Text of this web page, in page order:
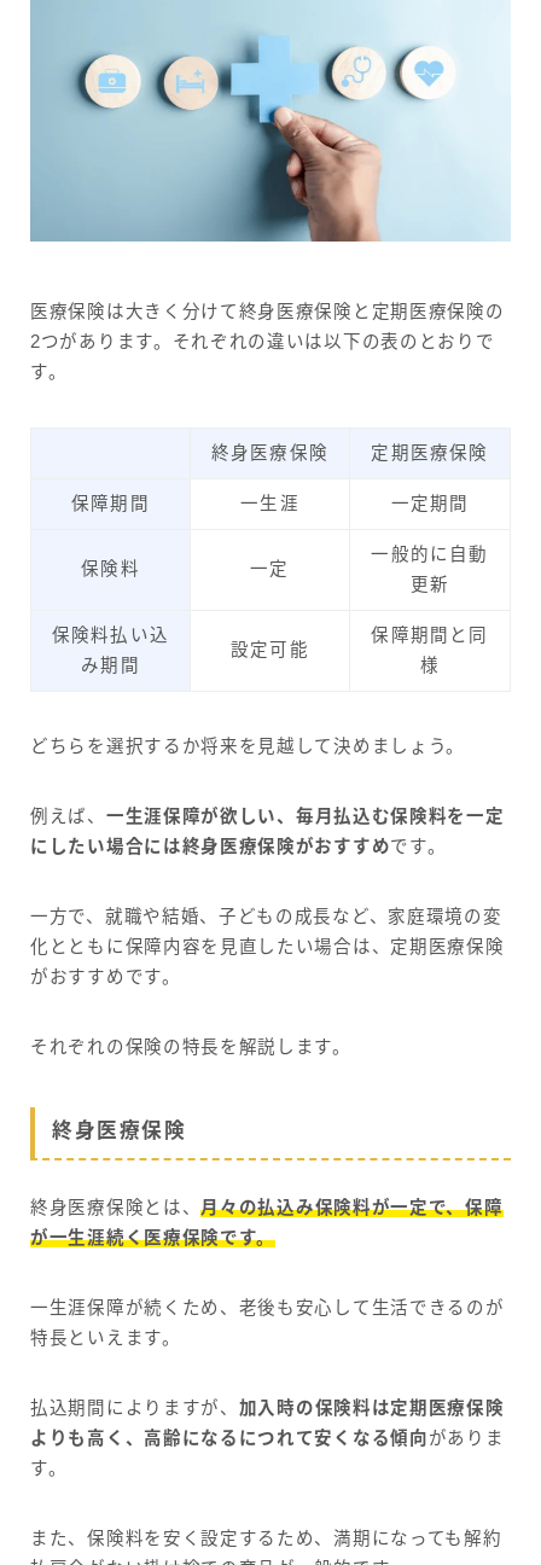
医療保険は大きく分けて終身医療保険と定期医療保険の
2つがあります。それぞれの違いは以下の表のとおりで
す。
終身医療保険 定期医療保険
保障期間 一生涯 一定期間
保険料 一定
一般的に自動
更新
保険料払い込
み期間
設定可能
保障期間と同
様
どちらを選択するか将来を見越して決めましょう。
例えば、 一生涯保障が欲しい、毎月払込む保険料を一定
にしたい場合には終身医療保険がおすすめです。
一方で、就職や結婚、子どもの成長など、家庭環境の変
化とともに保障内容を見直したい場合は、定期医療保険
がおすすめです。
それぞれの保険の特長を解説します。
終身医療保険
終身医療保険とは、月々の払込み保険料が一定で、保障
が一生涯続く医療保険です。
一生涯保障が続くため、老後も安心して生活できるのが
特長といえます。
払込期間によりますが、 加入時の保険料は定期医療保険
よりも高く、高齢になるにつれて安くなる傾向がありま
す。
また、保険料を安く設定するため、満期になっても解約